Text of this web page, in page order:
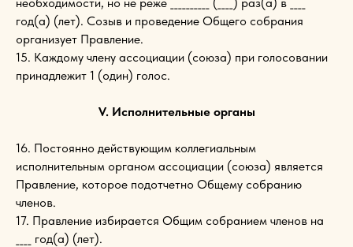
год(а) (лет). Созыв и проведение Общего собрания
организует Правление.
15. Каждому члену ассоциации (союза) при голосовании
принадлежит 1 (один) голос.
V. Исполнительные органы
16. Постоянно действующим коллегиальным
исполнительным органом ассоциации (союза) является
Правление, которое подотчетно Общему собранию
членов.
17. Правление избирается Общим собранием членов на
____ год(а) (лет).